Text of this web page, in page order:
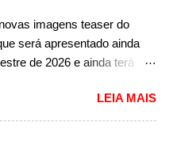
de domínio de energia.
de software como
parte no desenvolvimento
no Huracán, o Dune nasce
similar ao que a marca
Junto com as
imagens teaser do
será apresentado ainda
de 2026 e ainda terá
(abreviação de JIA)
imagem teaser que
o Interceptor GTX, o
LEIA MAIS